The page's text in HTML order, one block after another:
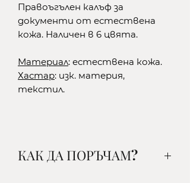
Правоъгълен калъф за
документи от естествена
кожа. Наличен в 6 цвята.
Материал: естествена кожа.
Хастар: изк. материя,
текстил.
КАК ДА ПОРЪЧАМ?